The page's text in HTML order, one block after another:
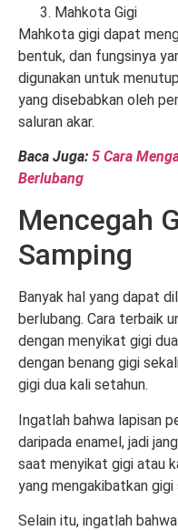
Mahkota Gigi
Mahkota gigi dapat
bentuk, dan fungsinya
digunakan untuk
yang disebabkan oleh
saluran akar.
Baca Juga: 5 Cara
Berlubang
Mencegah
Samping
Banyak hal yang dapat
berlubang. Cara terbaik
dengan menyikat gigi
dengan benang gigi
gigi dua kali setahun.
Ingatlah bahwa lapisan
daripada enamel, jadi
saat menyikat gigi atau
yang mengakibatkan
Selain itu, ingatlah